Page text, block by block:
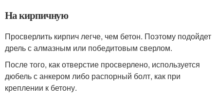
На кирпичную
Просверлить кирпич легче, чем бетон. Поэтому подойдет
дрель с алмазным или победитовым сверлом.
После того, как отверстие просверлено, используется
дюбель с анкером либо распорный болт, как при
креплении к бетону.